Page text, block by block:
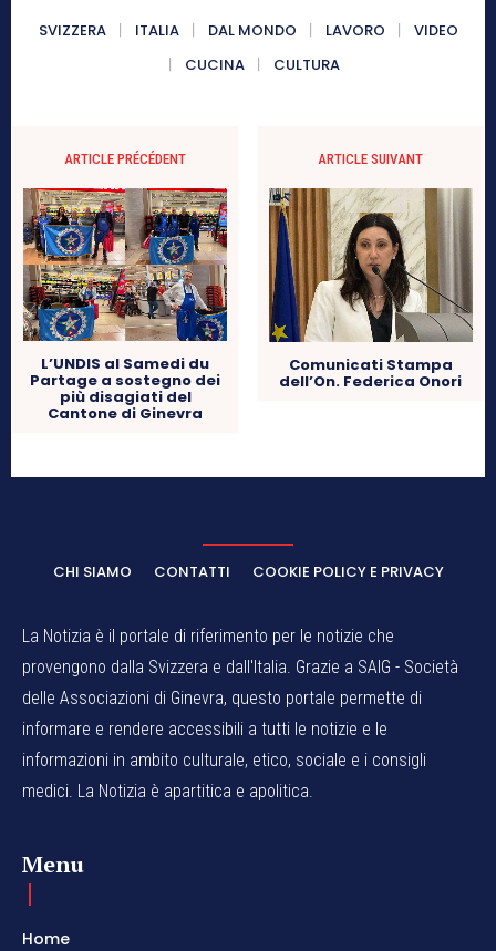
SVIZZERA ITALIA DAL MONDO LAVORO
VIDEO
CUCINA
CULTURA
ARTICLE PRÉCÉDENT
L’UNDIS al Samedi du
Partage a sostegno dei
più disagiati del
Cantone di Ginevra
ARTICLE SUIVANT
Comunicati Stampa
dell’On. Federica Onori
CHI SIAMO CONTATTI COOKIE POLICY E PRIVACY
La Notizia è il portale di riferimento per le notizie che
provengono dalla Svizzera e dall'Italia. Grazie a SAIG - Società
delle Associazioni di Ginevra, questo portale permette di
informare e rendere accessibili a tutti le notizie e le
informazioni in ambito culturale, etico, sociale e i consigli
medici. La Notizia è apartitica e apolitica.
Menu
Home